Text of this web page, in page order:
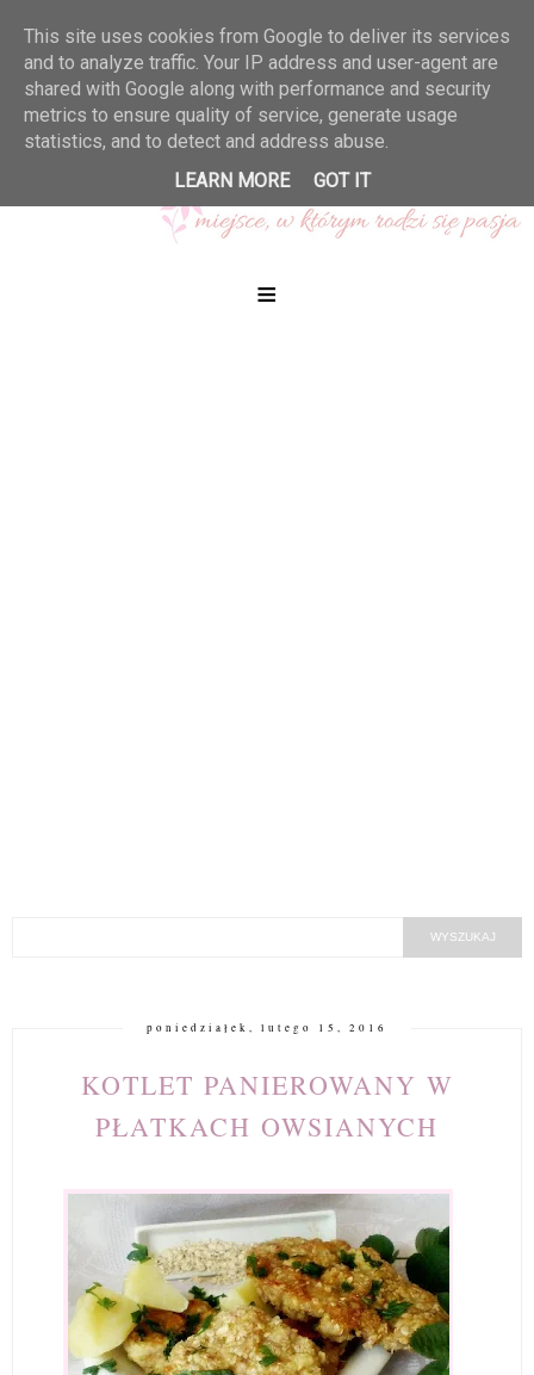
≡
poniedziałek, lutego 15, 2016
KOTLET PANIEROWANY W
PŁATKACH OWSIANYCH
This site uses cookies from Google to deliver its services
and to analyze traffic. Your IP address and user-agent are
shared with Google along with performance and security
metrics to ensure quality of service, generate usage
statistics, and to detect and address abuse.
LEARN MORE
GOT IT